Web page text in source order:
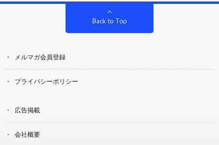
Back to Top
メルマガ会員登録
プライバシーポリシー
広告掲載
会社概要